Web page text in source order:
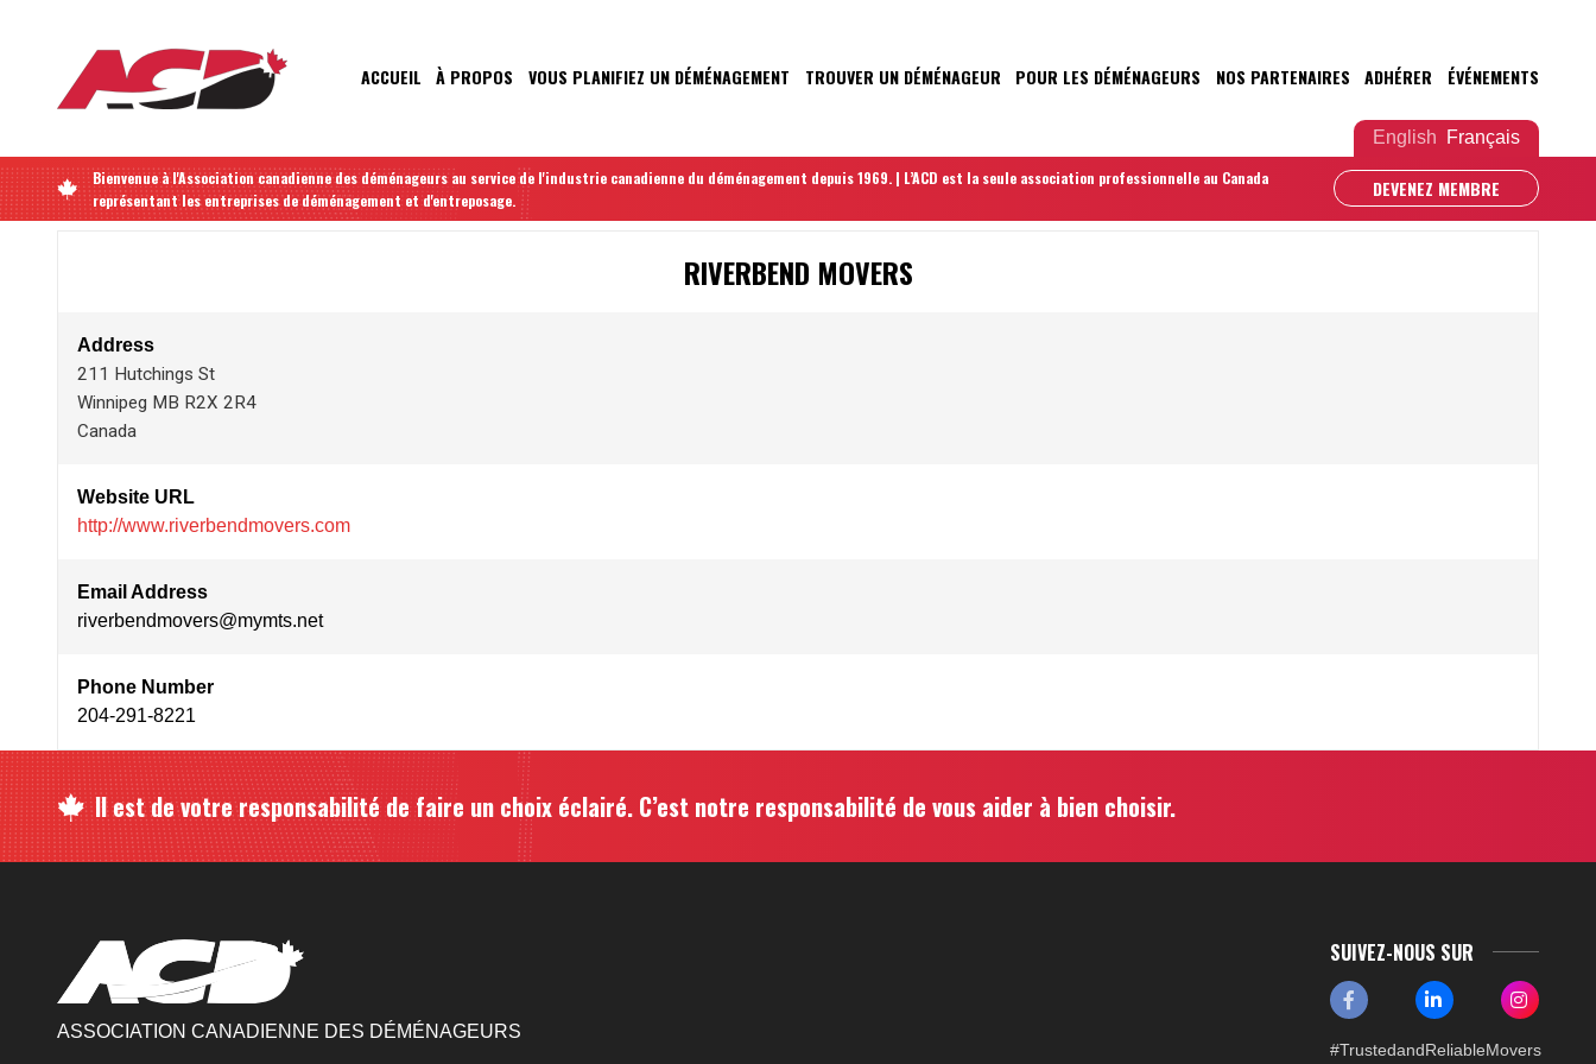
principal
English
Français
MAIN
NAVIGATION
ACCUEIL À PROPOS VOUS PLANIFIEZ UN DÉMÉNAGEMENT TROUVER UN DÉMÉNAGEUR POUR LES DÉMÉNAGEURS NOS PARTENAIRES ADHÉRER ÉVÉNEMENTS
Bienvenue à l'Association canadienne des déménageurs au service de l'industrie canadienne du déménagement depuis 1969. | L’ACD est la seule association professionnelle au Canada
représentant les entreprises de déménagement et d'entreposage.
DEVENEZ MEMBRE
RIVERBEND MOVERS
Address
211 Hutchings St
Winnipeg MB R2X 2R4
Canada
Website URL
http://www.riverbendmovers.com
Email Address
riverbendmovers@mymts.net
Phone Number
204-291-8221
Il est de votre responsabilité de faire un choix éclairé. C’est notre responsabilité de vous aider à bien choisir.
ASSOCIATION CANADIENNE DES DÉMÉNAGEURS
SUIVEZ-NOUS SUR
#TrustedandReliableMovers